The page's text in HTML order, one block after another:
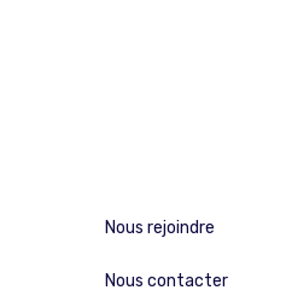
Nous rejoindre
Nous contacter